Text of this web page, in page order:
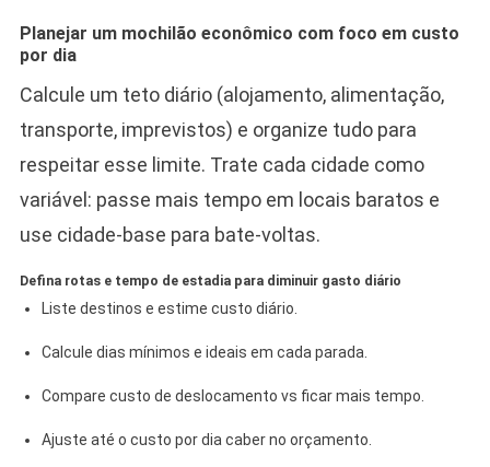
Planejar um mochilão econômico com foco em custo
por dia
Calcule um teto diário (alojamento, alimentação,
transporte, imprevistos) e organize tudo para
respeitar esse limite. Trate cada cidade como
variável: passe mais tempo em locais baratos e
use cidade-base para bate‑voltas.
Defina rotas e tempo de estadia para diminuir gasto diário
Liste destinos e estime custo diário.
Calcule dias mínimos e ideais em cada parada.
Compare custo de deslocamento vs ficar mais tempo.
Ajuste até o custo por dia caber no orçamento.